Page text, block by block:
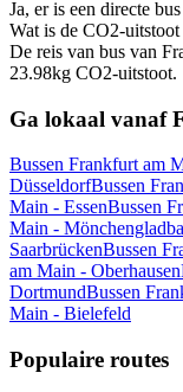
Ja, er is een directe
Wat is de CO2-
De reis van bus van
23.98kg CO2-uitstoot.
Ga lokaal vanaf
Bussen Frankfurt am
DüsseldorfBussen
Main - EssenBussen
Main -
SaarbrückenBussen
am Main - Oberhausen
DortmundBussen
Main - Bielefeld
Populaire routes